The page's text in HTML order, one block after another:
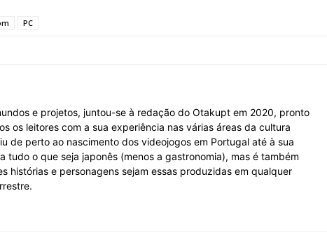
PC
e projetos, juntou-se à redação do Otakupt em 2020, pronto
os leitores com a sua experiência nas várias áreas da cultura
de perto ao nascimento dos videojogos em Portugal até à sua
tudo o que seja japonês (menos a gastronomia), mas é também
histórias e personagens sejam essas produzidas em qualquer